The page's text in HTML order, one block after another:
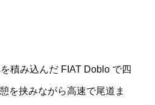
積み込んだ FIAT Doblo で四
を挟みながら高速で尾道ま